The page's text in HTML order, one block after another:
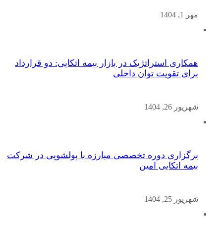
مهر 1, 1404
همکاری استراتژیک در بازار بیمه اتکایی: دو قرارداد
برای تقویت توان داخلی
شهریور 26, 1404
برگزاری دوره تخصصی مبارزه با پولشویی در شرکت
بیمه اتکایی امین
شهریور 25, 1404